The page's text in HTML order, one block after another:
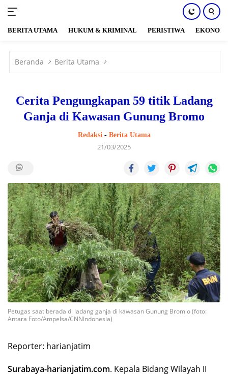
konten
BERITA UTAMA HUKUM & KRIMINAL PERISTIWA EKONOMI
Beranda Berita Utama
Cerita Pengungkapan 59 titik Ladang
Ganja di Kawasan Gunung Bromo
Redaksi- Berita Utama
21/03/2025
Petugas saat berada di ladang ganja di kawasan Gunung Bromio (foto:
Antara Foto/Ampelsa/CNNIndonesia)
Reporter: harianjatim
Surabaya-harianjatim.com. Kepala Bidang Wilayah II